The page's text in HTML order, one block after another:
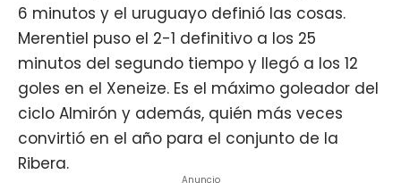
6 minutos y el uruguayo definió las cosas.
Merentiel puso el 2-1 definitivo a los 25
minutos del segundo tiempo y llegó a los 12
goles en el Xeneize. Es el máximo goleador del
ciclo Almirón y además, quién más veces
convirtió en el año para el conjunto de la
Ribera.
Anuncio